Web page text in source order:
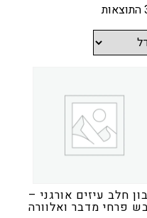
חלב עיזים אורגני –
פרחי מדבר ואלוורה